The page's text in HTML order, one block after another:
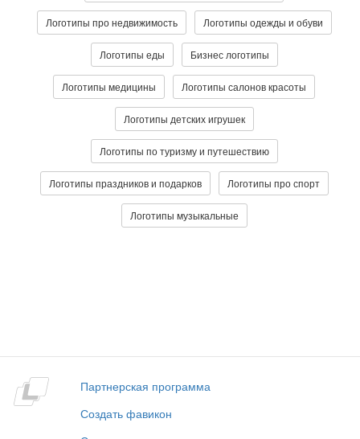
Логотипы про недвижимость Логотипы одежды и обуви
Логотипы еды Бизнес логотипы
Логотипы медицины Логотипы салонов красоты
Логотипы детских игрушек
Логотипы по туризму и путешествию
Логотипы праздников и подарков Логотипы про спорт
Логотипы музыкальные
Партнерская программа
Создать фавикон